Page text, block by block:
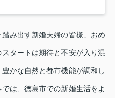
み出す新婚夫婦の皆様、おめ
タートは期待と不安が入り混
かな自然と都市機能が調和し
は、徳島市での新婚生活をよ